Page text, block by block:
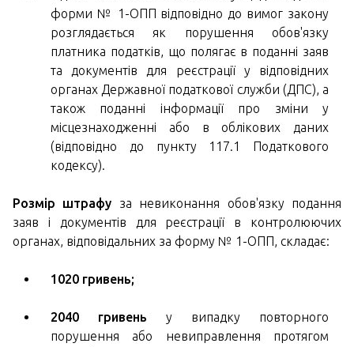
форми № 1-ОПП відповідно до вимог закону
розглядається як порушення обов'язку
платника податків, що полягає в поданні заяв
та документів для реєстрації у відповідних
органах Державної податкової служби (ДПС), а
також поданні інформації про зміни у
місцезнаходженні або в облікових даних
(відповідно до пункту 117.1 Податкового
кодексу).
Розмір штрафу за невиконання обов'язку подання
заяв і документів для реєстрації в контролюючих
органах, відповідальних за форму № 1-ОПП, складає:
1020 гривень;
2040 гривень у випадку повторного
порушення або невиправлення протягом